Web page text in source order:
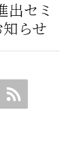
出セミ
らせ